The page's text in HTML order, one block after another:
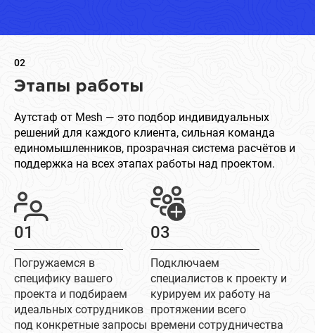
02
Этапы работы
Аутстаф от Mesh — это подбор индивидуальных
решений для каждого клиента, сильная команда
единомышленников, прозрачная система расчётов и
поддержка на всех этапах работы над проектом.
01
Погружаемся в
специфику вашего
проекта и подбираем
идеальных сотрудников
под конкретные запросы
03
Подключаем
специалистов к проекту и
курируем их работу на
протяжении всего
времени сотрудничества